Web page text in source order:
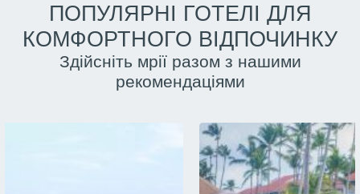
ПОПУЛЯРНІ ГОТЕЛІ ДЛЯ
КОМФОРТНОГО ВІДПОЧИНКУ
Здійсніть мрії разом з нашими
рекомендаціями